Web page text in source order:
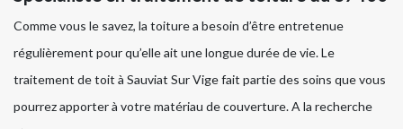
Comme vous le savez, la toiture a besoin d’être entretenue
régulièrement pour qu’elle ait une longue durée de vie. Le
traitement de toit à Sauviat Sur Vige fait partie des soins que vous
pourrez apporter à votre matériau de couverture. A la recherche